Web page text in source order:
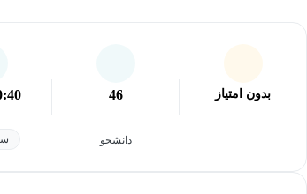
بدون امتیاز 46
دانشجو